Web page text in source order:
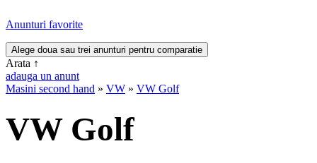
Anunturi favorite
Arata ↑
adauga un anunt
Masini second hand » VW » VW Golf
VW Golf